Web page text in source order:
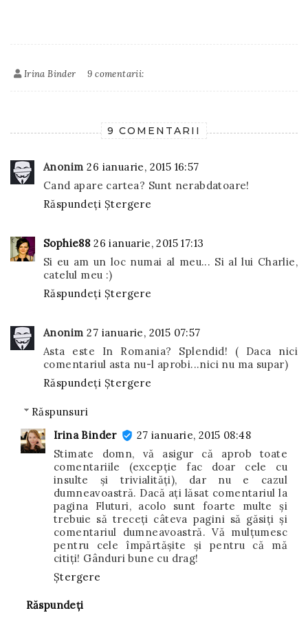
Irina Binder 9 comentarii:
9 COMENTARII
Anonim 26 ianuarie, 2015 16:57
Cand apare cartea? Sunt nerabdatoare!
Răspundeți Ștergere
Sophie88 26 ianuarie, 2015 17:13
Si eu am un loc numai al meu... Si al lui Charlie,
catelul meu :)
Răspundeți Ștergere
Anonim 27 ianuarie, 2015 07:57
Asta este In Romania? Splendid! ( Daca nici
comentariul asta nu-l aprobi...nici nu ma supar)
Răspundeți Ștergere
Răspunsuri
Irina Binder
27 ianuarie, 2015 08:48
Stimate domn, vă asigur că aprob toate
comentariile (excepție fac doar cele cu
insulte și trivialități), dar nu e cazul
dumneavoastră. Dacă ați lăsat comentariul la
pagina Fluturi, acolo sunt foarte multe și
trebuie să treceți câteva pagini să găsiți și
comentariul dumneavoastră. Vă mulțumesc
pentru cele împărtășite și pentru că mă
citiți! Gânduri bune cu drag!
Ștergere
Răspundeți